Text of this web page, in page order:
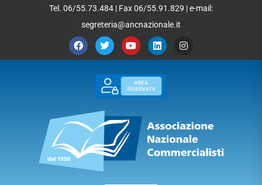
Tel. 06/55.73.484 | Fax 06/55.91.829 | e-mail:
segreteria@ancnazionale.it